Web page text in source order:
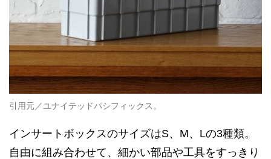
引用元／ユナイテッドパシフィックス。
インサートボックスのサイズはS、M、Lの3種類。
自由に組み合わせて、細かい部品や工具をすっきり